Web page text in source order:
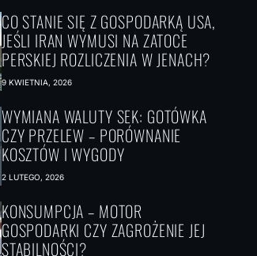
CO STANIE SIĘ Z GOSPODARKĄ USA,
JEŚLI IRAN WYMUSI NA ZATOCE
PERSKIEJ ROZLICZENIA W JENACH?
9 KWIETNIA, 2026
WYMIANA WALUTY SEK: GOTÓWKA
CZY PRZELEW – PORÓWNANIE
KOSZTÓW I WYGODY
2 LUTEGO, 2026
KONSUMPCJA – MOTOR
GOSPODARKI CZY ZAGROŻENIE JEJ
STABILNOŚCI?